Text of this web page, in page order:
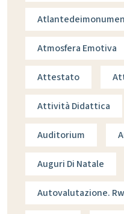
Atmosfera Emotiva
Attestato
Attività Didattica
Auditorium
Auguri Di Natale
Autovalutazione.